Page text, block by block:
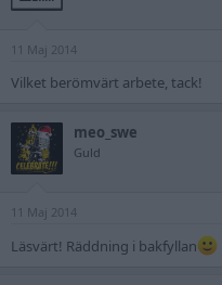
11 Maj 2014
Vilket berömvärt arbete, tack!
meo_swe
Guld
11 Maj 2014
Läsvärt! Räddning i bakfyllan